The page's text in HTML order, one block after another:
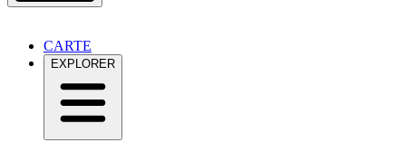
CARTE
EXPLORER